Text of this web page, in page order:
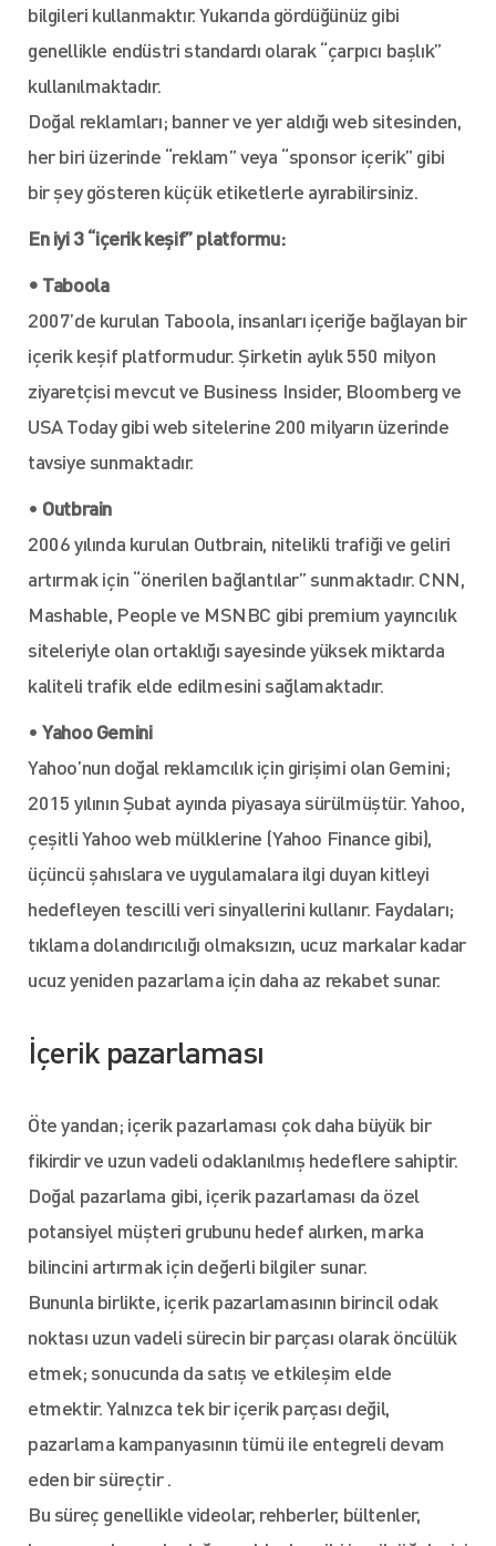
bilgileri kullanmaktır. Yukarıda gördüğünüz gibi
genellikle endüstri standardı olarak “çarpıcı başlık”
kullanılmaktadır.
Doğal reklamları; banner ve yer aldığı web sitesinden,
her biri üzerinde “reklam” veya “sponsor içerik” gibi
bir şey gösteren küçük etiketlerle ayırabilirsiniz.
En iyi 3 “içerik keşif” platformu:
• Taboola
2007’de kurulan Taboola, insanları içeriğe bağlayan bir
içerik keşif platformudur. Şirketin aylık 550 milyon
ziyaretçisi mevcut ve Business Insider, Bloomberg ve
USA Today gibi web sitelerine 200 milyarın üzerinde
tavsiye sunmaktadır.
• Outbrain
2006 yılında kurulan Outbrain, nitelikli trafiği ve geliri
artırmak için “önerilen bağlantılar” sunmaktadır. CNN,
Mashable, People ve MSNBC gibi premium yayıncılık
siteleriyle olan ortaklığı sayesinde yüksek miktarda
kaliteli trafik elde edilmesini sağlamaktadır.
•Yahoo Gemini
Yahoo’nun doğal reklamcılık için girişimi olan Gemini;
2015 yılının Şubat ayında piyasaya sürülmüştür. Yahoo,
çeşitli Yahoo web mülklerine (Yahoo Finance gibi),
üçüncü şahıslara ve uygulamalara ilgi duyan kitleyi
hedefleyen tescilli veri sinyallerini kullanır. Faydaları;
tıklama dolandırıcılığı olmaksızın, ucuz markalar kadar
ucuz yeniden pazarlama için daha az rekabet sunar.
İçerik pazarlaması
Öte yandan; içerik pazarlaması çok daha büyük bir
fikirdir ve uzun vadeli odaklanılmış hedeflere sahiptir.
Doğal pazarlama gibi, içerik pazarlaması da özel
potansiyel müşteri grubunu hedef alırken, marka
bilincini artırmak için değerli bilgiler sunar.
Bununla birlikte, içerik pazarlamasının birincil odak
noktası uzun vadeli sürecin bir parçası olarak öncülük
etmek; sonucunda da satış ve etkileşim elde
etmektir. Yalnızca tek bir içerik parçası değil,
pazarlama kampanyasının tümü ile entegreli devam
eden bir süreçtir .
Bu süreç genellikle videolar, rehberler, bültenler,